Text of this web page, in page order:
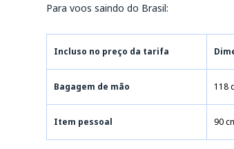
Para voos saindo do Brasil:
Incluso no preço da tarifa
Bagagem de mão 118
Item pessoal 90